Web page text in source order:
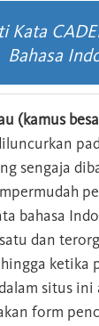
Kata
Bahasa
(kamus
sengaja
bahasa
dan
ketika
situs ini
form